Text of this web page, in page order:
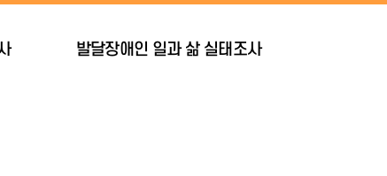
발달장애인 일과 삶 실태조사